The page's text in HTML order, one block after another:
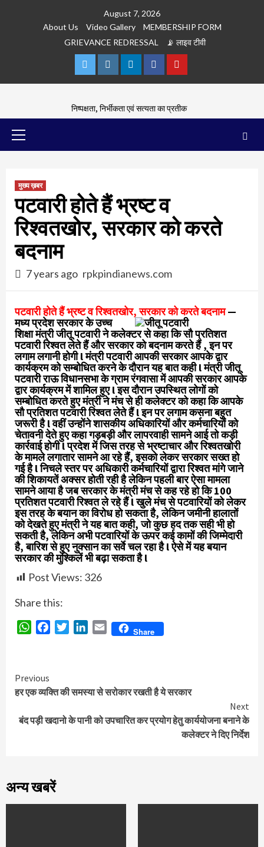
August 7, 2026
About Us
Video Gallery
MEMBERSHIP FORM
GRIEVANCE REDRESSAL
📡 लाइव टीवी
TwitterInstagramLinkedlnFacebookYoutube
निष्पक्षता, निर्भीकता एवं सत्यता का प्रतीक
Primary
मुख्य ख़बर
पटवारी होते हैं भ्रष्ट व
रिश्वतखोर, सरकार को करते
बदनाम
7 years ago rpkpindianews.com
पटवारी होते हैं भ्रष्ट व रिश्वतखोर, सरकार को करते बदनाम—
मध्य प्रदेश सरकार के उच्च
शिक्षा मंत्री जीतू पटवारी ने कलेक्टर से कहा कि सौ प्रतिशत
पटवारी रिश्वत लेते हैं और सरकार को बदनाम करते हैं , इन पर
लगाम लगानी होगी l मंत्री पटवारी आपकी सरकार आपके द्वार
कार्यक्रम को सम्बोधित करने के दौरान यह बात कही l मंत्री जीतू
पटवारी राऊ विधानसभा के ग्राम रंगवासा में आपकी सरकार आपके
द्वार कार्यक्रम में शामिल हुए l इस दौरान उपस्थित लोगों को
सम्बोधित करते हुए मंत्री ने मंच से ही कलेक्टर को कहा कि आपके
सौ प्रतिशत पटवारी रिश्वत लेते हैं l इन पर लगाम कसना बहुत
जरूरी है l वहीं उन्होंने शासकीय अधिकारियों और कर्मचारियों को
चेतावनी देते हुए कहा गड़बड़ी और लापरवाही सामने आई तो कड़ी
कार्रवाई होगी l प्रदेश में जिस तरह से भ्रष्टाचार और रिश्वतखोरी
के मामले लगातार सामने आ रहे हैं, इसको लेकर सरकार सख्त हो
गई है l निचले स्तर पर अधिकारी कर्मचारियों द्वारा रिश्वत मांगे जाने
की शिकायतें अक्सर होती रही है लेकिन पहली बार ऐसा मामला
सामने आया है जब सरकार के मंत्री मंच से कह रहे हो कि 100
प्रतिशत पटवारी रिश्वत ले रहे हैं l खुले मंच से पटवारियों को लेकर
इस तरह के बयान का विरोध हो सकता है, लेकिन जमीनी हालातों
को देखते हुए मंत्री ने यह बात कही, जो कुछ हद तक सही भी हो
सकती है, लेकिन अभी पटवारियों के ऊपर कई कामों की जिम्मेदारी
है, बारिश से हुए नुक्सान का सर्वे चल रहा है l ऐसे में यह बयान
सरकार की मुश्किलें भी बढ़ा सकता है l
Post Views: 326
Share this:
WhatsAppFacebookTwitterLinkedIn
Email Share
Continue
Reading
Previous
हर एक व्यक्ति की समस्या से सरोकार रखती है ये सरकार
Next
बंद पड़ी खदानो के पानी को उपचारित कर प्रयोग हेतु कार्ययोजना बनाने के
कलेक्टर ने दिए निर्देश
अन्य खबरें